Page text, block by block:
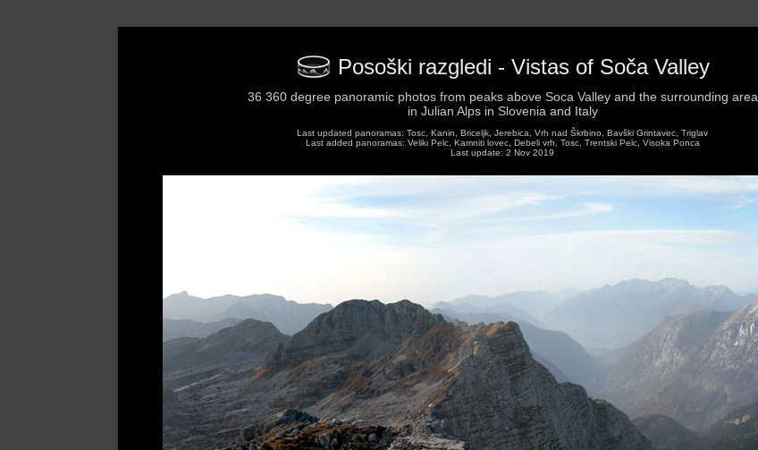
Posoški razgledi - Vistas of Soča Valley
36 360 degree panoramic photos from peaks above Soca Valley and the surrounding area
in Julian Alps in Slovenia and Italy
Last updated panoramas: Tosc, Kanin, Briceljk, Jerebica, Vrh nad Škrbino, Bavški Grintavec, Triglav
Last added panoramas: Veliki Pelc, Kamniti lovec, Debeli vrh, Tosc, Trentski Pelc, Visoka Ponca
Last update: 2 Nov 2019